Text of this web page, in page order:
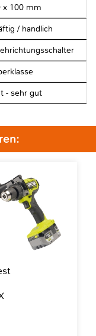
x 100 mm
/ handlich
- sehr gut